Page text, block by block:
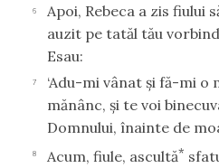
6
Apoi, Rebeca a zis fiului
auzit pe tatăl tău
Esau:
7
‘Adu-mi vânat şi fă-mi o
mănânc, şi te voi
Domnului, înainte de
8 Acum, fiule, ascultă*